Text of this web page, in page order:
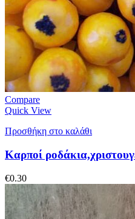
Compare
Quick View
Προσθήκη στο καλάθι
Καρποί
€0.30